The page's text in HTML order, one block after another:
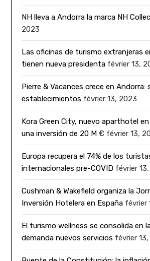
NH lleva a Andorra la marca NH
2023
Las oficinas de turismo extranjeras
tienen nueva presidenta février 13,
Pierre & Vacances crece en Andorra:
establecimientos février 13, 2023
Kora Green City, nuevo aparthotel
una inversión de 20 M € février 13,
Europa recupera el 74% de los
internacionales pre-COVID février
Cushman & Wakefield organiza la
Inversión Hotelera en España février
El turismo wellness se consolida en
demanda nuevos servicios février